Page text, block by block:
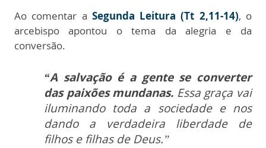
Ao comentar a Segunda Leitura (Tt 2,11-14), o
arcebispo apontou o tema da alegria e da
conversão.
“A salvação é a gente se converter
das paixões mundanas. Essa graça vai
iluminando toda a sociedade e nos
dando a verdadeira liberdade de
filhos e filhas de Deus.”